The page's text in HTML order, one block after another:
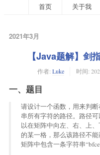
首页 关于我
2021年3月
【Java题解】剑
作者: Luke 时间:
一、题目
请设计一个函数，用来判
串所有字符的路径。路径
以在矩阵中向左、右、上
的某一格，那么该路径不
矩阵中包含一条字符串